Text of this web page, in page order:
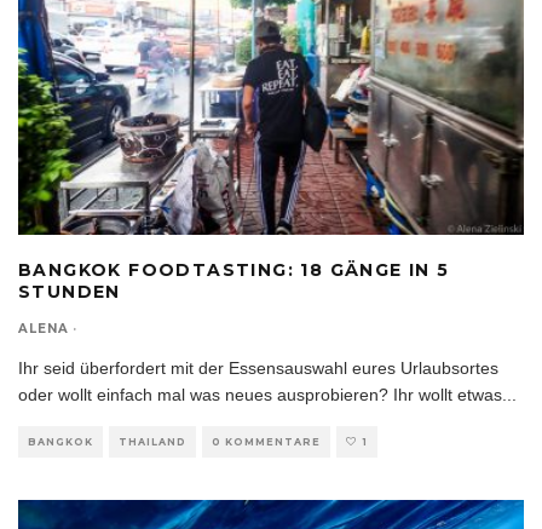
BANGKOK FOODTASTING: 18 GÄNGE IN 5
STUNDEN
ALENA ·
Ihr seid überfordert mit der Essensauswahl eures Urlaubsortes
oder wollt einfach mal was neues ausprobieren? Ihr wollt etwas
BANGKOK THAILAND 0 KOMMENTARE 1